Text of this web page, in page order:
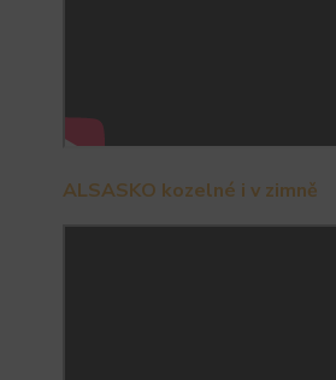
ALSASKO kozelné i v zimně